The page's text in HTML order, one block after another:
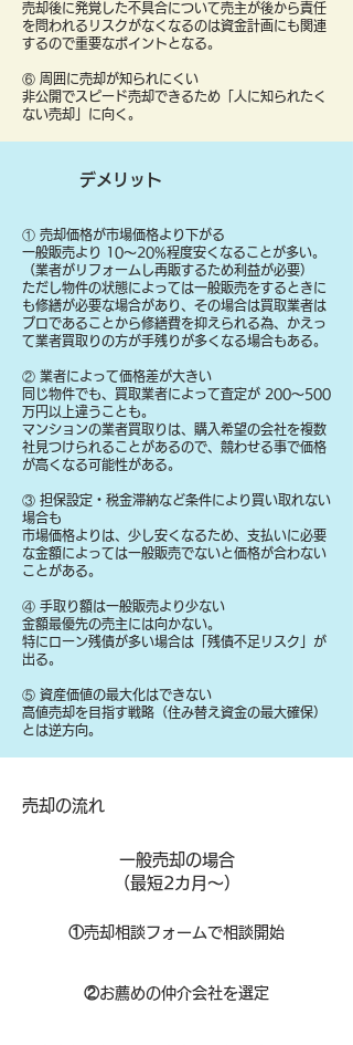
売却後に発覚した不具合について売主が後から責任
を問われるリスクがなくなるのは資金計画にも関連
するので重要なポイントとなる。
⑥ 周囲に売却が知られにくい
非公開でスピード売却できるため「人に知られたく
ない売却」に向く。
デメリット
① 売却価格が市場価格より下がる
一般販売より 10〜20%程度安くなることが多い。
（業者がリフォームし再販するため利益が必要）
ただし物件の状態によっては一般販売をするときに
も修繕が必要な場合があり、その場合は買取業者は
プロであることから修繕費を抑えられる為、かえっ
て業者買取りの方が手残りが多くなる場合もある。
② 業者によって価格差が大きい
同じ物件でも、買取業者によって査定が 200〜500
万円以上違うことも。
マンションの業者買取りは、購入希望の会社を複数
社見つけられることがあるので、競わせる事で価格
が高くなる可能性がある。
③ 担保設定・税金滞納など条件により買い取れない
場合も
​市場価格よりは、少し安くなるため、支払いに必要
な金額によっては一般販売でないと価格が合わない
ことがある。
④ 手取り額は一般販売より少ない
金額最優先の売主には向かない。
特にローン残債が多い場合は「残債不足リスク」が
出る。
⑤ 資産価値の最大化はできない
高値売却を目指す戦略（住み替え資金の最大確保）
とは逆方向。
​売却の流れ
一般売却の場合
​（最短2カ月～）
①​売却相談フォームで相談開始
②お薦めの仲介会社を選定